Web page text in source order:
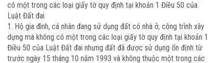
có một trong các loại giấy tờ quy định tại khoản 1 Điều 50 của
Luật Đất đai
1. Hộ gia đình, cá nhân đang sử dụng đất có nhà ở, công trình xây
dựng mà không có một trong các loại giấy tờ quy định tại khoản 1
Điều 50 của Luật Đất đai nhưng đất đã được sử dụng ổn định từ
trước ngày 15 tháng 10 năm 1993 và không thuộc một trong các